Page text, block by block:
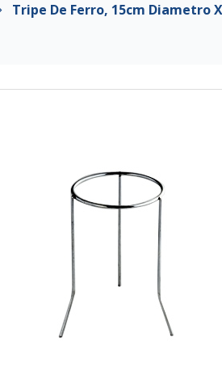
Tripe De Ferro, 15cm Diametro